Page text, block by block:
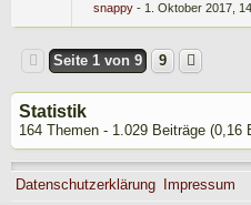
snappy 1. Oktober 2017,
Seite 1 von 9 9
Statistik
164 Themen - 1.029 Beiträge (0,16
Datenschutzerklärung Impressum